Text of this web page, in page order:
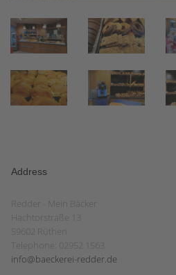
Address
Redder - Mein Bäcker
Hachtorstraße 13
59602 Rüthen
Telephone: 02952 1563
info@baeckerei-redder.de